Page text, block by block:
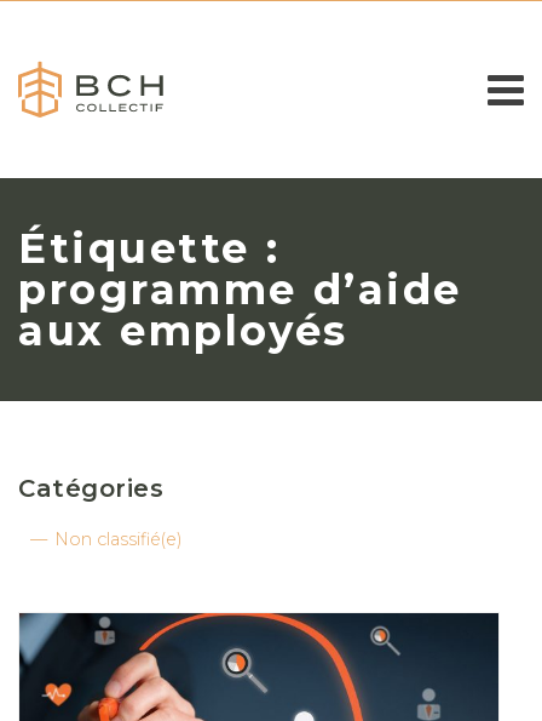
Étiquette :
programme d’aide
aux employés
Catégories
Non classifié(e)